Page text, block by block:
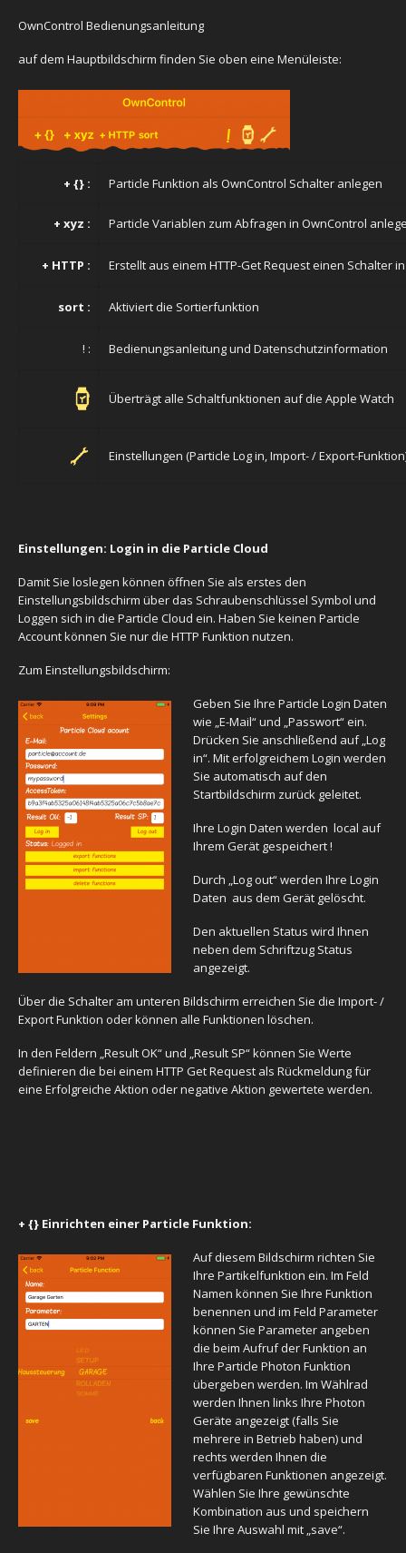
OwnControl Bedienungsanleitung
auf dem Hauptbildschirm finden Sie oben eine Menüleiste:
+ {} : Particle Funktion als OwnControl Schalter anlegen
+ xyz : Particle Variablen zum Abfragen in OwnControl
+ HTTP : Erstellt aus einem HTTP-Get Request einen Schalter
sort : Aktiviert die Sortierfunktion
! : Bedienungsanleitung und Datenschutzinformation
Überträgt alle Schaltfunktionen auf die Apple Watch
Einstellungen (Particle Log in, Import- / Export-
Einstellungen: Login in die Particle Cloud
Damit Sie loslegen können öffnen Sie als erstes den
Einstellungsbildschirm über das Schraubenschlüssel Symbol und
Loggen sich in die Particle Cloud ein. Haben Sie keinen Particle
Account können Sie nur die HTTP Funktion nutzen.
Zum Einstellungsbildschirm:
Geben Sie Ihre Particle Login Daten
wie „E-Mail“ und „Passwort“ ein.
Drücken Sie anschließend auf „Log
in“. Mit erfolgreichem Login werden
Sie automatisch auf den
Startbildschirm zurück geleitet.
Ihre Login Daten werden local auf
Ihrem Gerät gespeichert !
Durch „Log out“ werden Ihre Login
Daten aus dem Gerät gelöscht.
Den aktuellen Status wird Ihnen
neben dem Schriftzug Status
angezeigt.
Über die Schalter am unteren Bildschirm erreichen Sie die Import- /
Export Funktion oder können alle Funktionen löschen.
In den Feldern „Result OK“ und „Result SP“ können Sie Werte
definieren die bei einem HTTP Get Request als Rückmeldung für
eine Erfolgreiche Aktion oder negative Aktion gewertete werden.
+ {} Einrichten einer Particle Funktion:
Auf diesem Bildschirm richten Sie
Ihre Partikelfunktion ein. Im Feld
Namen können Sie Ihre Funktion
benennen und im Feld Parameter
können Sie Parameter angeben
die beim Aufruf der Funktion an
Ihre Particle Photon Funktion
übergeben werden. Im Wählrad
werden Ihnen links Ihre Photon
Geräte angezeigt (falls Sie
mehrere in Betrieb haben) und
rechts werden Ihnen die
verfügbaren Funktionen angezeigt.
Wählen Sie Ihre gewünschte
Kombination aus und speichern
Sie Ihre Auswahl mit „save“.